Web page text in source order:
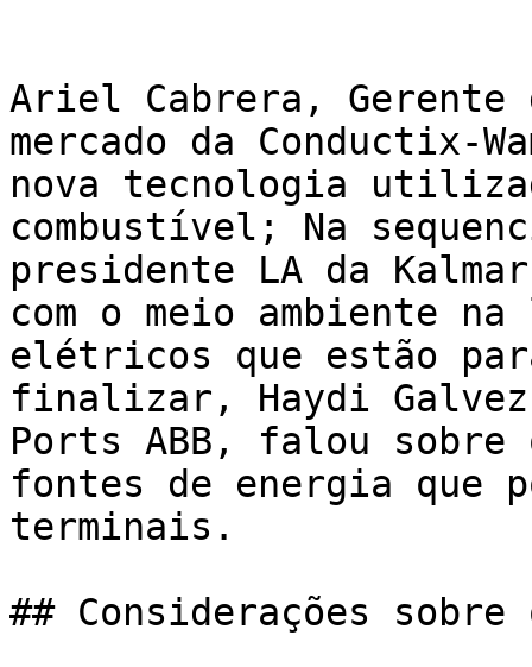
Ariel Cabrera, Gerente
mercado da Conductix-
nova tecnologia
combustível; Na
presidente LA da
com o meio ambiente
elétricos que estão
finalizar, Haydi
Ports ABB, falou sobre
fontes de energia que
terminais.
## Considerações sobre